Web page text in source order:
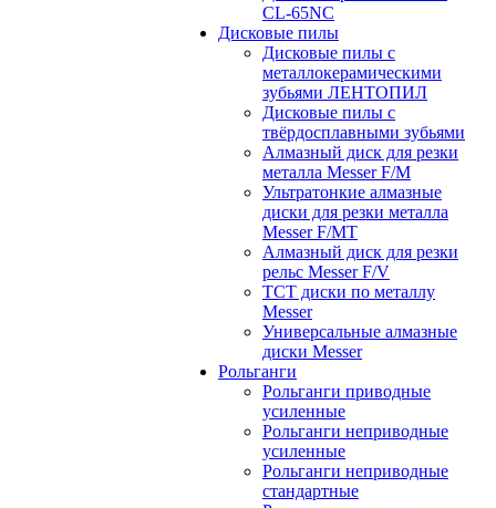
CL-65NC
Дисковые пилы
Дисковые пилы с
металлокерамическими
зубьями ЛЕНТОПИЛ
Дисковые пилы с
твёрдосплавными зубьями
Алмазный диск для резки
металла Messer F/M
Ультратонкие алмазные
диски для резки металла
Messer F/MT
Алмазный диск для резки
рельс Messer F/V
ТСТ диски по металлу
Messer
Универсальные алмазные
диски Messer
Рольганги
Рольганги приводные
усиленные
Рольганги неприводные
усиленные
Рольганги неприводные
стандартные